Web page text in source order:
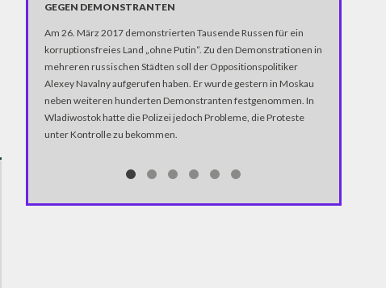
GEGEN DEMONSTRANTEN
Am 26. März 2017 demonstrierten Tausende Russen für ein
korruptionsfreies Land „ohne Putin“. Zu den Demonstrationen in
mehreren russischen Städten soll der Oppositionspolitiker
Alexey Navalny aufgerufen haben. Er wurde gestern in Moskau
neben weiteren hunderten Demonstranten festgenommen. In
Wladiwostok hatte die Polizei jedoch Probleme, die Proteste
unter Kontrolle zu bekommen.